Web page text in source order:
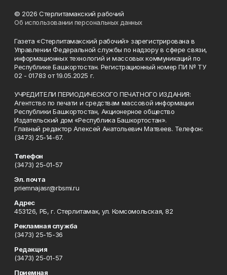
© 2026 Стерлитамакский рабочий
Об использовании персональных данных
Газета «Стерлитамакский рабочий» зарегистрирована в
Управлении Федеральной службы по надзору в сфере связи,
информационных технологий и массовых коммуникаций по
Республике Башкортостан. Регистрационный номер ПИ № ТУ
02 - 01783 от 19.05.2025 г.
УЧРЕДИТЕЛИ ПЕРИОДИЧЕСКОГО ПЕЧАТНОГО ИЗДАНИЯ:
Агентство по печати и средствам массовой информации
Республики Башкортостан, Акционерное общество
Издательский дом «Республика Башкортостан».
Главный редактор Алексей Анатольевич Матвеев. Телефон:
(3473) 25-14-67.
Телефон
(3473) 25-01-57
Эл. почта
priemnajasr@rbsmi.ru
Адрес
453126, РБ, г. Стерлитамак, ул. Комсомольская, 82
Рекламная служба
(3473) 25-15-36
Редакция
(3473) 25-01-57
Приемная